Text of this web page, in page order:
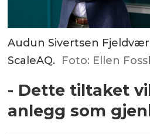
Audun Sivertsen
ScaleAQ. Foto: Ellen
- Dette tiltaket
anlegg som